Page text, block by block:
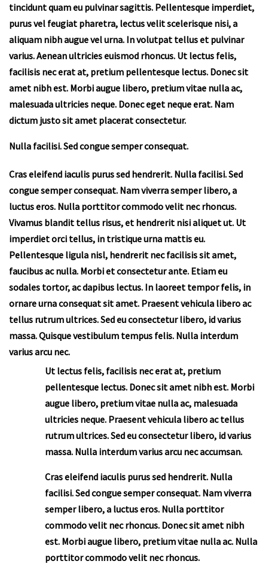
tincidunt quam eu pulvinar sagittis. Pellentesque imperdiet,
purus vel feugiat pharetra, lectus velit scelerisque nisi, a
aliquam nibh augue vel urna. In volutpat tellus et pulvinar
varius. Aenean ultricies euismod rhoncus. Ut lectus felis,
facilisis nec erat at, pretium pellentesque lectus. Donec sit
amet nibh est. Morbi augue libero, pretium vitae nulla ac,
malesuada ultricies neque. Donec eget neque erat. Nam
dictum justo sit amet placerat consectetur.
Nulla facilisi. Sed congue semper consequat.
Cras eleifend iaculis purus sed hendrerit. Nulla facilisi. Sed
congue semper consequat. Nam viverra semper libero, a
luctus eros. Nulla porttitor commodo velit nec rhoncus.
Vivamus blandit tellus risus, et hendrerit nisi aliquet ut. Ut
imperdiet orci tellus, in tristique urna mattis eu.
Pellentesque ligula nisl, hendrerit nec facilisis sit amet,
faucibus ac nulla. Morbi et consectetur ante. Etiam eu
sodales tortor, ac dapibus lectus. In laoreet tempor felis, in
ornare urna consequat sit amet. Praesent vehicula libero ac
tellus rutrum ultrices. Sed eu consectetur libero, id varius
massa. Quisque vestibulum tempus felis. Nulla interdum
varius arcu nec.
Ut lectus felis, facilisis nec erat at, pretium
pellentesque lectus. Donec sit amet nibh est. Morbi
augue libero, pretium vitae nulla ac, malesuada
ultricies neque. Praesent vehicula libero ac tellus
rutrum ultrices. Sed eu consectetur libero, id varius
massa. Nulla interdum varius arcu nec accumsan.
Cras eleifend iaculis purus sed hendrerit. Nulla
facilisi. Sed congue semper consequat. Nam viverra
semper libero, a luctus eros. Nulla porttitor
commodo velit nec rhoncus. Donec sit amet nibh
est. Morbi augue libero, pretium vitae nulla ac. Nulla
porttitor commodo velit nec rhoncus.